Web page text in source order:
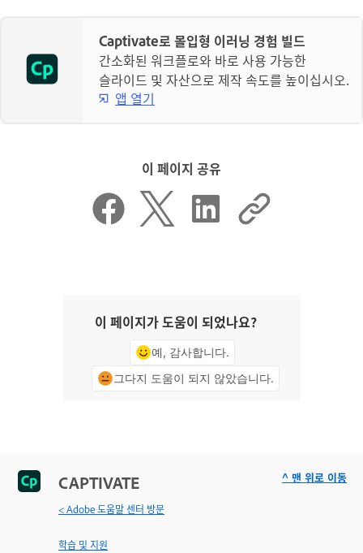
Captivate로 몰입형 이러닝 경험 빌드
간소화된 워크플로와 바로 사용 가능한
슬라이드 및 자산으로 제작 속도를 높이십시오.
앱 열기
이 페이지 공유
이 페이지가 도움이 되었나요?
예, 감사합니다.
그다지 도움이 되지 않았습니다.
CAPTIVATE
< Adobe 도움말 센터 방문
학습 및 지원
^ 맨 위로 이동